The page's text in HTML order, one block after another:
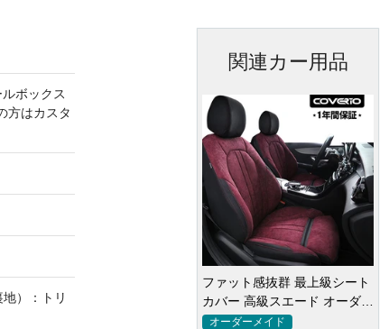
ボックス
方はカスタ
）：トリ
関連カー用品
ファット感抜群 最上級シート
カバー 高級スエード オーダー
メイド防水仕様 全席セット
オーダーメイド